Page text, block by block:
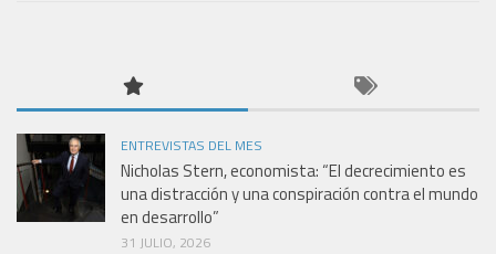
ENTREVISTAS DEL MES
Nicholas Stern, economista: “El decrecimiento es
una distracción y una conspiración contra el mundo
en desarrollo”
31 JULIO, 2026